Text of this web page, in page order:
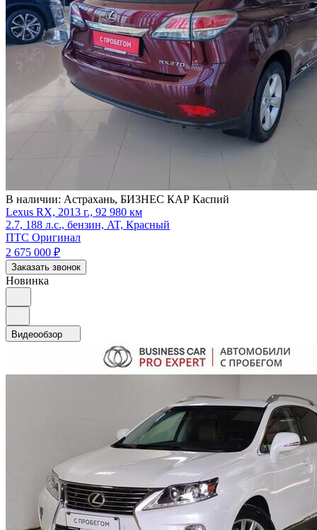
В наличии: Астрахань, БИЗНЕС КАР Каспий
Lexus RX, 2013 г., 92 980 км
2.7, 188 л.с., бензин, AT, Красный
ПТС Оригинал
2 675 000 ₽
Заказать звонок
Новинка
Видеообзор